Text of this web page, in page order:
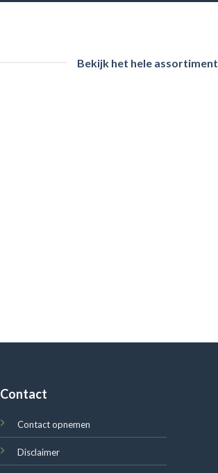
Bekijk het hele assortiment
Contact
Contact opnemen
Disclaimer